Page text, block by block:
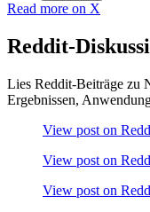
Read more on X
Reddit-
Lies Reddit-Beiträge zu
Ergebnissen,
View post on
View post on
View post on